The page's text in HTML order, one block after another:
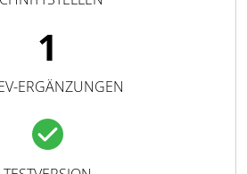
1
ERGÄNZUNGEN